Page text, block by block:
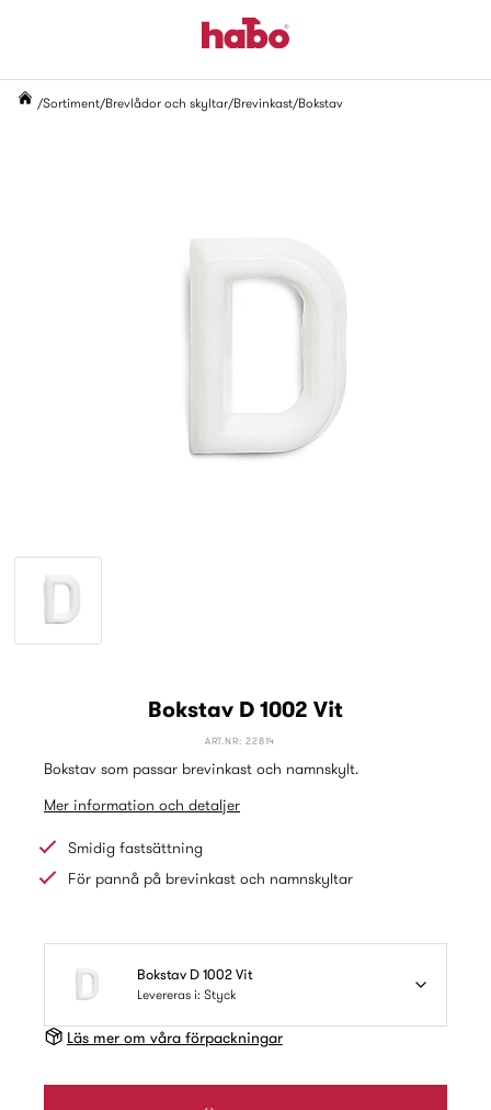
Sortiment Brevlådor och skyltar Brevinkast Bokstav
Bokstav D 1002 Vit
ART.NR: 22814
Bokstav som passar brevinkast och namnskylt.
Mer information och detaljer
Smidig fastsättning
För pannå på brevinkast och namnskyltar
Bokstav D 1002 Vit
Levereras i: Styck
Läs mer om våra förpackningar